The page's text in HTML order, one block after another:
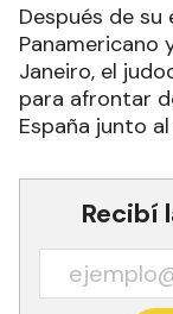
Después de
Panamericano
Janeiro, el
para afrontar
España junto
Recibí